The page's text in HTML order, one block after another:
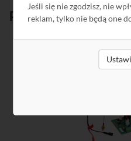
Jeśli się nie zgodzisz, nie
reklam, tylko nie będą one
Produkty